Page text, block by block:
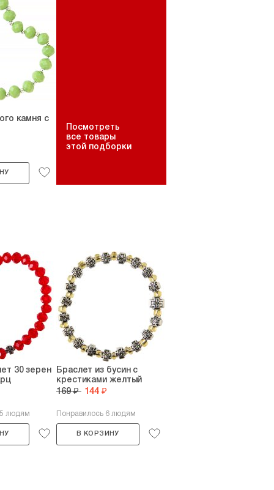
камня с
Посмотреть
все товары
этой подборки
30 зерен
людям
Браслет из бусин с
крестиками желтый
169 ₽ 144 ₽
Понравилось 6 людям
В КОРЗИНУ